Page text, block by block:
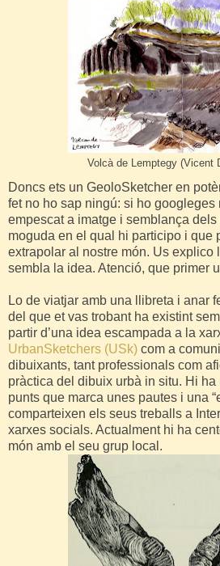
Volcà de Lemptegy (Vicent
Doncs ets un GeoloSketcher en
fet no ho sap ningú: si ho googleges
empescat a imatge i semblança
moguda en el qual hi participo i que
extrapolar al nostre món. Us explico
sembla la idea. Atenció, que primer
Lo de viatjar amb una llibreta i anar
del que et vas trobant ha existint
partir d’una idea escampada a la
UrbanSketchers (USk) com a
dibuixants, tant professionals com
pràctica del dibuix urbà in situ. Hi
punts que marca unes pautes i una
comparteixen els seus treballs a
xarxes socials. Actualment hi ha
món amb el seu grup local.